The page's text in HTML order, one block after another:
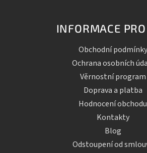
INFORMACE
Obchodní podmínky
Ochrana osobních
Věrnostní program
Doprava a platba
Hodnocení obchodu
Kontakty
Blog
Odstoupení od